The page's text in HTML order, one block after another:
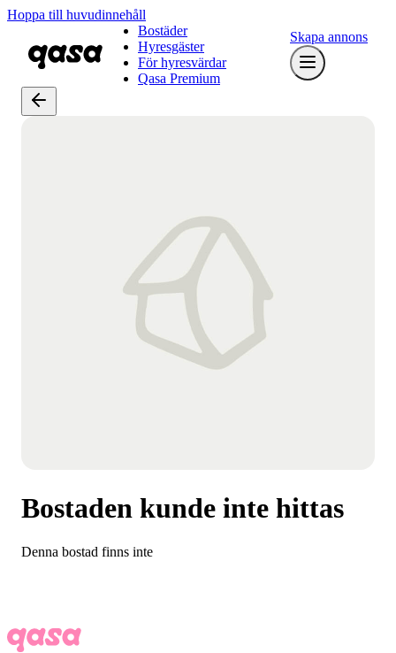
Hoppa till huvudinnehåll
Bostäder
Hyresgäster
För hyresvärdar
Qasa Premium
Skapa annons
Bostaden kunde inte hittas
Denna bostad finns inte